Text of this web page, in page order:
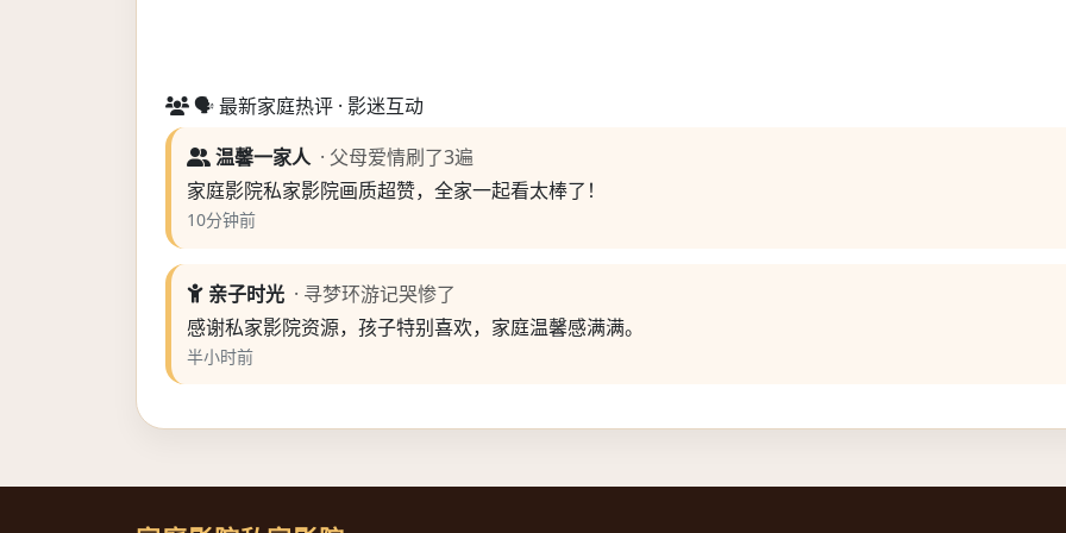
🗣️ 最新家庭热评 · 影迷互动
温馨一家人 · 父母爱情刷了3遍
家庭影院私家影院画质超赞，全家一起看太棒了！
10分钟前
亲子时光 · 寻梦环游记哭惨了
感谢私家影院资源，孩子特别喜欢，家庭温馨感满满。
半小时前